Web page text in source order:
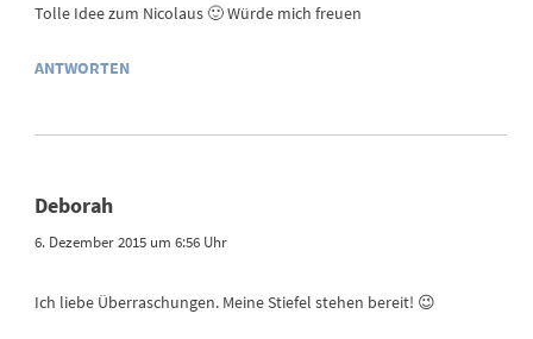
Tolle Idee zum Nicolaus 🙂 Würde mich freuen
ANTWORTEN
Deborah
6. Dezember 2015 um 6:56 Uhr
Ich liebe Überraschungen. Meine Stiefel stehen bereit! 😉